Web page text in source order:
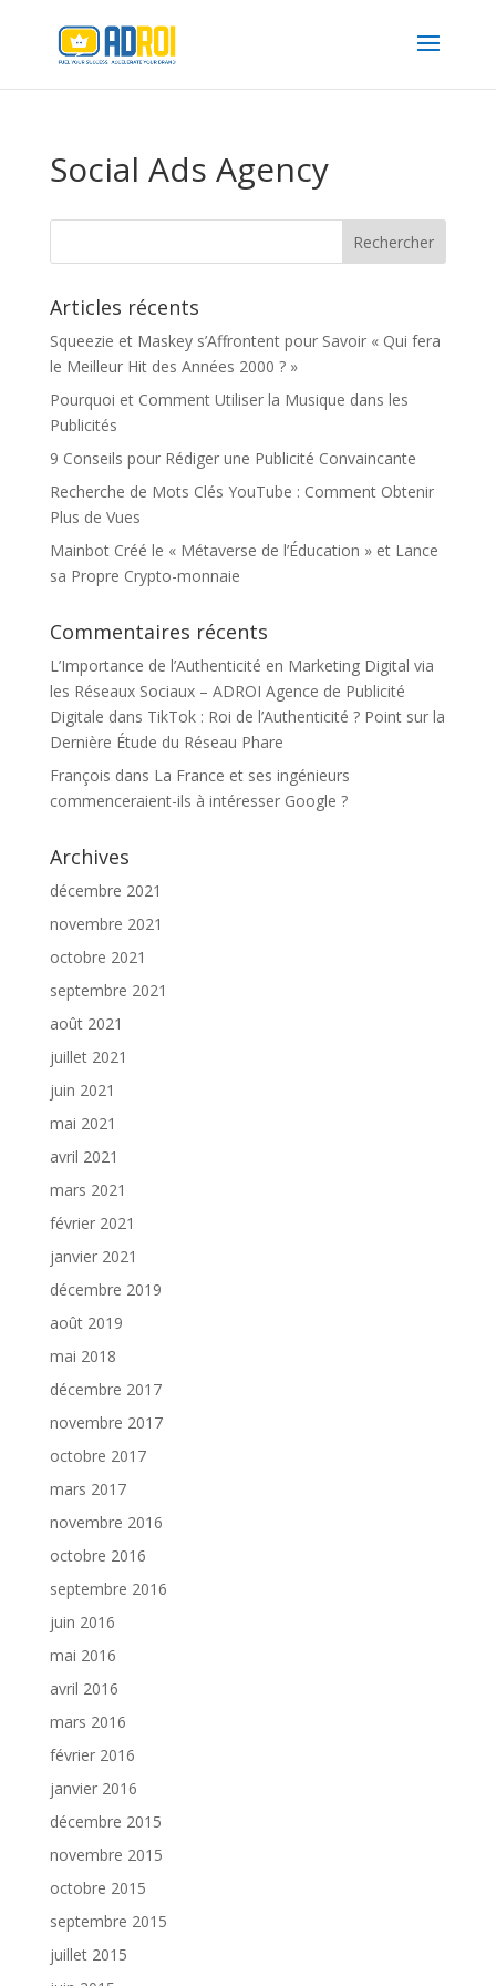
Social Ads Agency
Articles récents
Squeezie et Maskey s’Affrontent pour Savoir « Qui fera
le Meilleur Hit des Années 2000 ? »
Pourquoi et Comment Utiliser la Musique dans les
Publicités
9 Conseils pour Rédiger une Publicité Convaincante
Recherche de Mots Clés YouTube : Comment Obtenir
Plus de Vues
Mainbot Créé le « Métaverse de l’Éducation » et Lance
sa Propre Crypto-monnaie
Commentaires récents
L’Importance de l’Authenticité en Marketing Digital via
les Réseaux Sociaux – ADROI Agence de Publicité
Digitale dans TikTok : Roi de l’Authenticité ? Point sur la
Dernière Étude du Réseau Phare
François dans La France et ses ingénieurs
commenceraient-ils à intéresser Google ?
Archives
décembre 2021
novembre 2021
octobre 2021
septembre 2021
août 2021
juillet 2021
juin 2021
mai 2021
avril 2021
mars 2021
février 2021
janvier 2021
décembre 2019
août 2019
mai 2018
décembre 2017
novembre 2017
octobre 2017
mars 2017
novembre 2016
octobre 2016
septembre 2016
juin 2016
mai 2016
avril 2016
mars 2016
février 2016
janvier 2016
décembre 2015
novembre 2015
octobre 2015
septembre 2015
juillet 2015